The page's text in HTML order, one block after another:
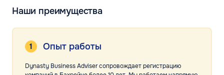
Наши преимущества
Опыт работы
Dynasty Business Adviser сопровождает регистрацию